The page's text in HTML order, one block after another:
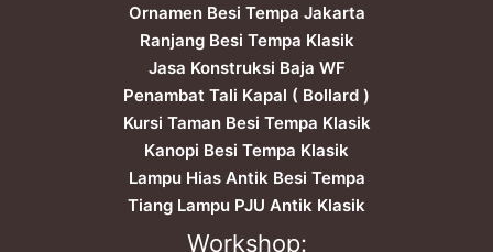
Ornamen Besi Tempa Jakarta
Ranjang Besi Tempa Klasik
Jasa Konstruksi Baja WF
Penambat Tali Kapal ( Bollard )
Kursi Taman Besi Tempa Klasik
Kanopi Besi Tempa Klasik
Lampu Hias Antik Besi Tempa
Tiang Lampu PJU Antik Klasik
Workshop: